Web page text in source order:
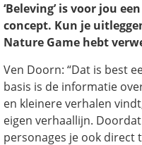
‘Beleving’ is voor jou
concept. Kun je
Nature Game hebt
Ven Doorn: “Dat is best
basis is de informatie
en kleinere verhalen
eigen verhaallijn.
personages je ook direct